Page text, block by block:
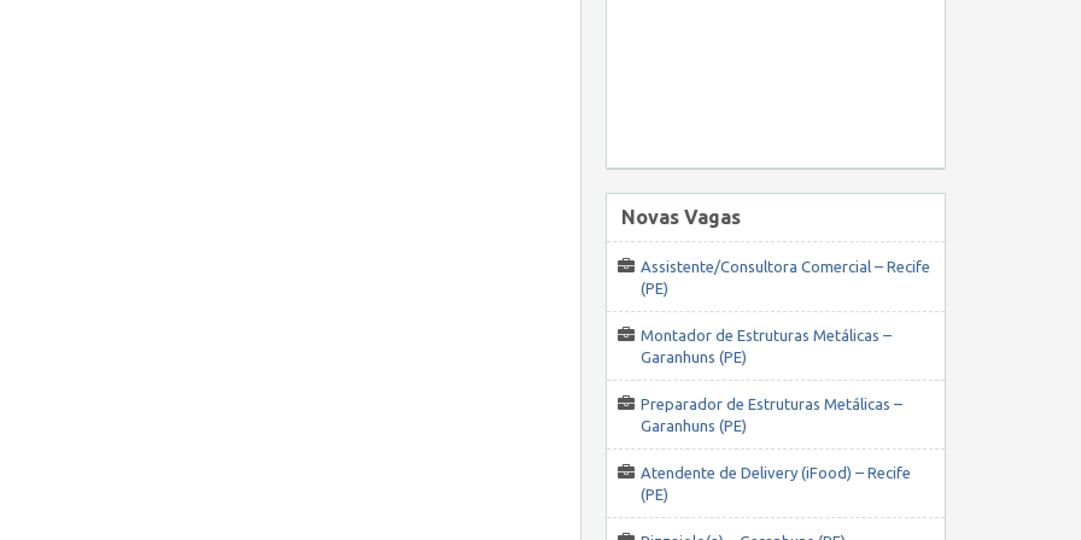
Novas Vagas
Assistente/Consultora Comercial – Recife
(PE)
Montador de Estruturas Metálicas –
Garanhuns (PE)
Preparador de Estruturas Metálicas –
Garanhuns (PE)
Atendente de Delivery (iFood) – Recife
(PE)